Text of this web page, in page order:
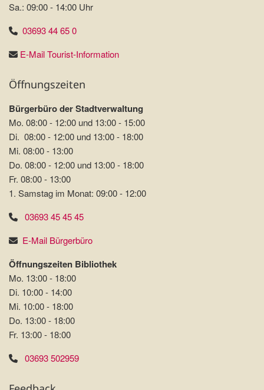
Sa.: 09:00 - 14:00 Uhr
03693 44 65 0
E-Mail Tourist-Information
Öffnungszeiten
Bürgerbüro der Stadtverwaltung
Mo. 08:00 - 12:00 und 13:00 - 15:00
Di. 08:00 - 12:00 und 13:00 - 18:00
Mi. 08:00 - 13:00
Do. 08:00 - 12:00 und 13:00 - 18:00
Fr. 08:00 - 13:00
1. Samstag im Monat: 09:00 - 12:00
03693 45 45 45
E-Mail Bürgerbüro
Öffnungszeiten Bibliothek
Mo. 13:00 - 18:00
Di. 10:00 - 14:00
Mi. 10:00 - 18:00
Do. 13:00 - 18:00
Fr. 13:00 - 18:00
03693 502959